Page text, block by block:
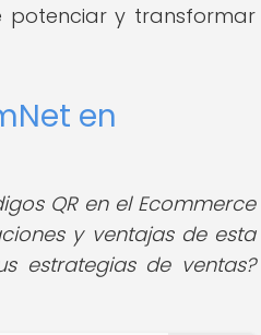
potenciar y transformar
en
QR en el Ecommerce
y ventajas de esta
estrategias de ventas?